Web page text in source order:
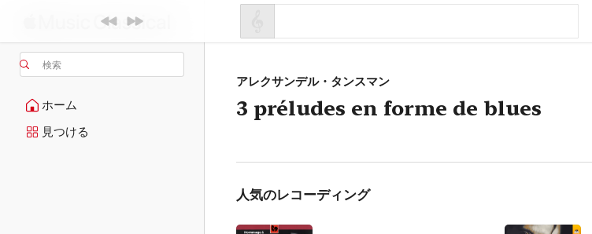
検索
ホーム
見つける
アレクサンデル・タンスマン
3 préludes en forme de blues
人気のレコーディング